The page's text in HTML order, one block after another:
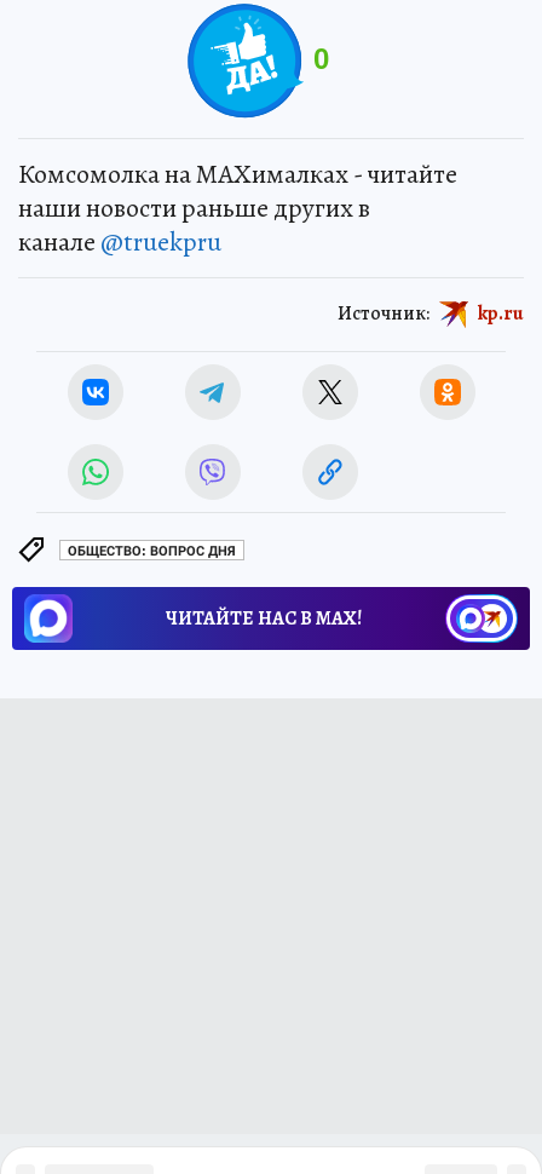
0
Комсомолка на MAXималках - читайте
наши новости раньше других в
канале @truekpru
Источник: kp.ru
ОБЩЕСТВО: ВОПРОС ДНЯ
ЧИТАЙТЕ НАС В МАХ!